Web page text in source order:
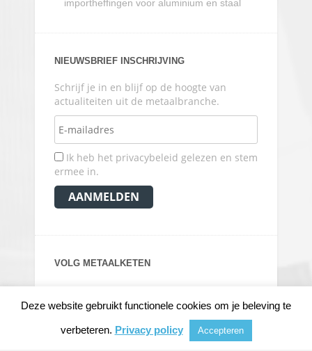
importheffingen voor aluminium en staal
NIEUWSBRIEF INSCHRIJVING
Schrijf je in en blijf op de hoogte van
actualiteiten uit de metaalbranche.
Ik heb het privacybeleid gelezen en stem
ermee in.
VOLG METAALKETEN
Deze website gebruikt functionele cookies om je beleving te
verbeteren. Privacy policy Accepteren